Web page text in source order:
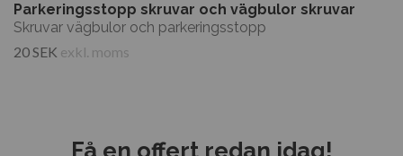
Parkeringsstopp skruvar och vägbulor skruvar
Skruvar vägbulor och parkeringsstopp
20 SEK exkl. moms